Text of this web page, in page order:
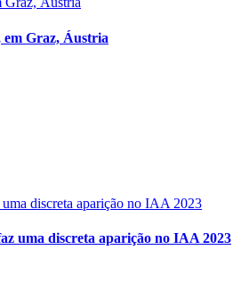
em Graz, Áustria
uma discreta aparição no IAA 2023